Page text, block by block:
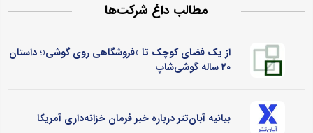
مطالب داغ شرکت‌ها
از یک فضای کوچک تا «فروشگاهی روی گوشی»؛ داستان
۲۰ ساله گوشی‌شاپ
بیانیه آبان‌تتر درباره خبر فرمان خزانه‌داری آمریکا